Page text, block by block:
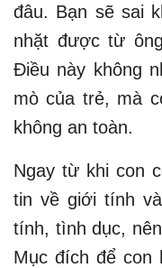
đâu. Bạn sẽ sai
nhặt được từ
Điều này không
mò của trẻ, mà
không an toàn.
Ngay từ khi con
tin về giới tính
tính, tình dục,
Mục đích để con